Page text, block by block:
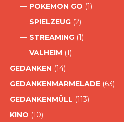
POKEMON GO (1)
SPIELZEUG (2)
STREAMING (1)
VALHEIM (1)
GEDANKEN (14)
GEDANKENMARMELADE (63)
GEDANKENMÜLL (113)
KINO (10)